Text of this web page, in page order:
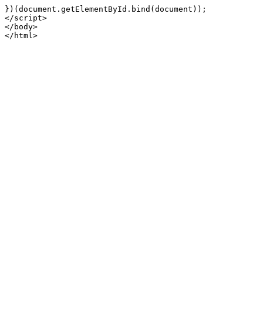
})(document.getElementById.bind(document));
</script>
</body>
</html>